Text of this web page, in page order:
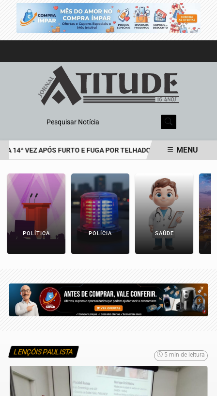
Pesquisar Notícia
14ª VEZ APÓS FURTO E FUGA POR TELHADOS HOMEM É
MENU
POLÍTICA POLÍCIA SAÚDE
LENÇÓIS PAULISTA 5 min de leitura